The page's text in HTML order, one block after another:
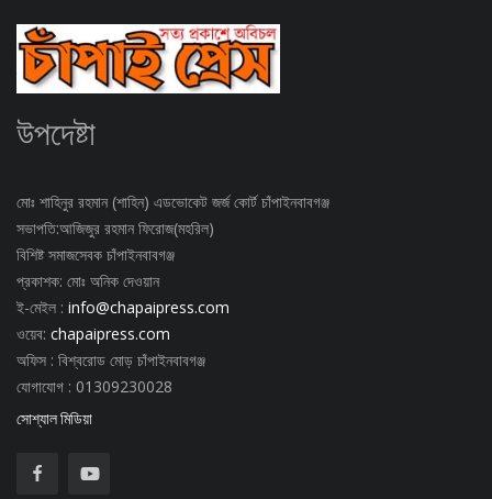
উপদেষ্টা
মোঃ শাহিনুর রহমান (শাহিন) এডভোকেট জর্জ কোর্ট চাঁপাইনবাবগঞ্জ
সভাপতি:আজিজুর রহমান ফিরোজ(মহরিল)
বিশিষ্ট সমাজসেবক চাঁপাইনবাবগঞ্জ
প্রকাশক: মোঃ অনিক দেওয়ান
ই-মেইল : info@chapaipress.com
ওয়েব: chapaipress.com
অফিস : বিশ্বরোড মোড় চাঁপাইনবাবগঞ্জ
যোগাযোগ : 01309230028
সোশ্যাল মিডিয়া